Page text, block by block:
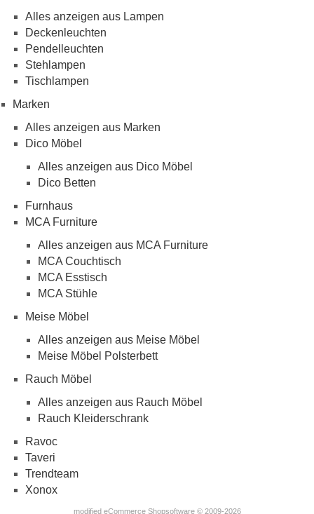
Alles anzeigen aus Lampen
Deckenleuchten
Pendelleuchten
Stehlampen
Tischlampen
Marken
Alles anzeigen aus Marken
Dico Möbel
Alles anzeigen aus Dico Möbel
Dico Betten
Furnhaus
MCA Furniture
Alles anzeigen aus MCA Furniture
MCA Couchtisch
MCA Esstisch
MCA Stühle
Meise Möbel
Alles anzeigen aus Meise Möbel
Meise Möbel Polsterbett
Rauch Möbel
Alles anzeigen aus Rauch Möbel
Rauch Kleiderschrank
Ravoc
Taveri
Trendteam
Xonox
modified eCommerce Shopsoftware © 2009-2026